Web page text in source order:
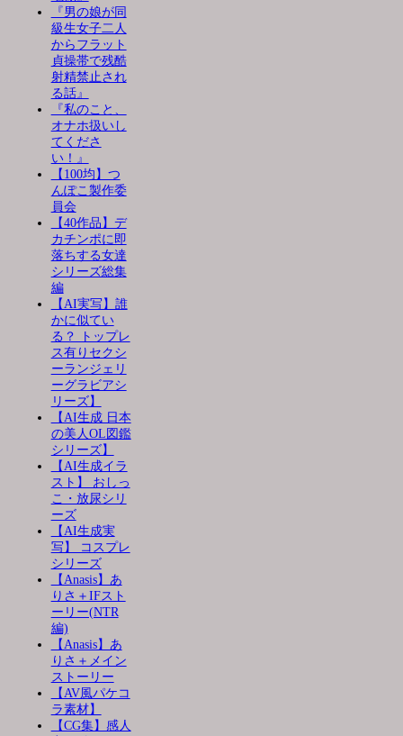
『男の娘が同
級生女子二人
からフラット
貞操帯で残酷
射精禁止され
る話』
『私のこと、
オナホ扱いし
てくださ
い！』
【100均】つ
んぽこ製作委
員会
【40作品】デ
カチンポに即
落ちする女達
シリーズ総集
編
【AI実写】誰
かに似てい
る？ トップレ
ス有りセクシ
ーランジェリ
ーグラビアシ
リーズ】
【AI生成 日本
の美人OL図鑑
シリーズ】
【AI生成イラ
スト】 おしっ
こ・放尿シリ
ーズ
【AI生成実
写】 コスプレ
シリーズ
【Anasis】あ
りさ＋IFスト
ーリー(NTR
編)
【Anasis】あ
りさ＋メイン
ストーリー
【AV風パケコ
ラ素材】
【CG集】感人